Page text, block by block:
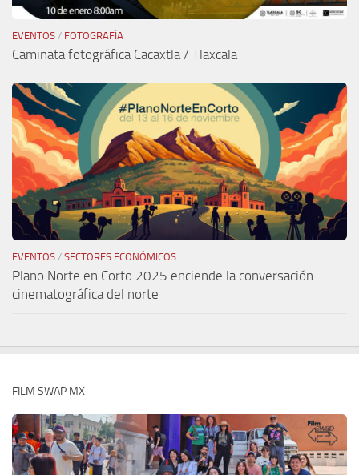
EVENTOS / FOTOGRAFÍA
Caminata fotográfica Cacaxtla / Tlaxcala
EVENTOS / SECTORES ECONÓMICOS
Plano Norte en Corto 2025 enciende la conversación
cinematográfica del norte
FILM SWAP MX